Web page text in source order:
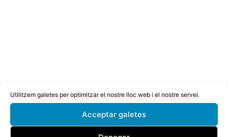
Utilitzem galetes per optimitzar el nostre lloc web i el nostre servei.
Acceptar galetes